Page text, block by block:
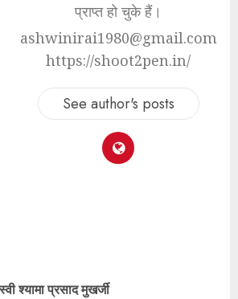
प्राप्त हो चुके हैं।
ashwinirai1980@gmail.com
https://shoot2pen.in/
See author's posts
श्यामा प्रसाद मुखर्जी